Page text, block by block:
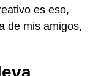
es eso,
de mis amigos,